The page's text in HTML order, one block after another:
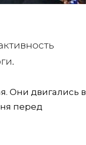
Они двигались в
перед